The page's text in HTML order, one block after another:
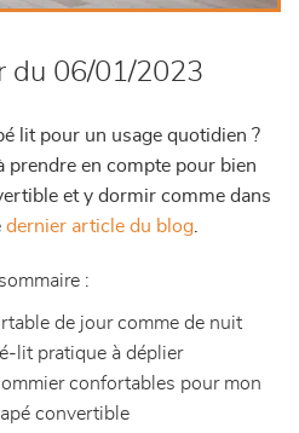
du 06/01/2023
lit pour un usage quotidien ?
prendre en compte pour bien
et y dormir comme dans
dernier article du blog
:
de jour comme de nuit
lit pratique à déplier
confortables pour mon
convertible